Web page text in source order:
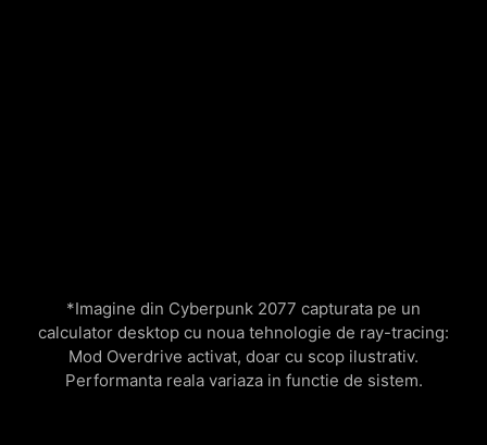
*Imagine din Cyberpunk 2077 capturata pe un
calculator desktop cu noua tehnologie de ray-tracing:
Mod Overdrive activat, doar cu scop ilustrativ.
Performanta reala variaza in functie de sistem.